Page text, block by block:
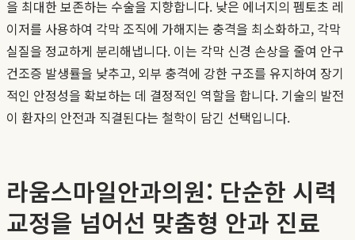
을 최대한 보존하는 수술을 지향합니다. 낮은 에너지의 펨토초 레
이저를 사용하여 각막 조직에 가해지는 충격을 최소화하고, 각막
실질을 정교하게 분리해냅니다. 이는 각막 신경 손상을 줄여 안구
건조증 발생률을 낮추고, 외부 충격에 강한 구조를 유지하여 장기
적인 안정성을 확보하는 데 결정적인 역할을 합니다. 기술의 발전
이 환자의 안전과 직결된다는 철학이 담긴 선택입니다.
라움스마일안과의원: 단순한 시력
교정을 넘어선 맞춤형 안과 진료